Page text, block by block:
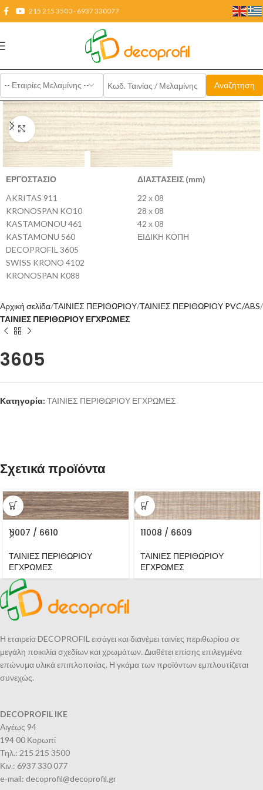
215 215 3500 - 6937 330077
Click to enlarge
ΕΡΓΟΣΤΑΣΙΟ
AKRITAS 911
KRONOSPAN KO10
KASTAMONOU 461
KASTAMONU 560
DECOPROFIL 3605
SWISS KRONO 4102
KRONOSPAN K088
ΔΙΑΣΤΑΣΕΙΣ (mm)
22 x 08
28 x 08
42 x 08
ΕΙΔΙΚΗ ΚΟΠΗ
Αρχική σελίδα ΤΑΙΝΙΕΣ ΠΕΡΙΘΩΡΙΟΥ ΤΑΙΝΙΕΣ ΠΕΡΙΘΩΡΙΟΥ PVC/ABS
ΤΑΙΝΙΕΣ ΠΕΡΙΘΩΡΙΟΥ ΕΓΧΡΩΜΕΣ
3605
Κατηγορία: ΤΑΙΝΙΕΣ ΠΕΡΙΘΩΡΙΟΥ ΕΓΧΡΩΜΕΣ
Σχετικά προϊόντα
11007 / 6610
ΤΑΙΝΙΕΣ ΠΕΡΙΘΩΡΙΟΥ
ΕΓΧΡΩΜΕΣ
11008 / 6609
ΤΑΙΝΙΕΣ ΠΕΡΙΘΩΡΙΟΥ
ΕΓΧΡΩΜΕΣ
Η εταιρεία DECOPROFIL εισάγει και διανέμει ταινίες περιθωρίου σε
μεγάλη ποικιλία σχεδίων και χρωμάτων. Διαθέτει επίσης επιλεγμένα
επώνυμα υλικά επιπλοποιίας. Η γκάμα των προϊόντων εμπλουτίζεται
συνεχώς.
DECOPROFIL IKE
Αιγέως 94
194 00 Κορωπί
Τηλ.: 215 215 3500
Κιν.: 6937 330 077
e-mail: decoprofil@decoprofil.gr